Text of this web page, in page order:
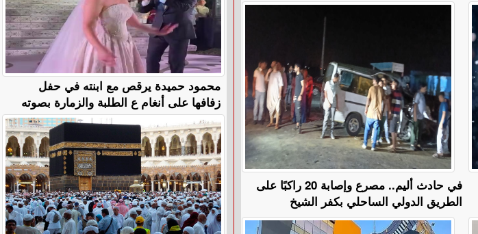
في حادث أليم.. مصرع وإصابة 20 راكبًا على
الطريق الدولي الساحلي بكفر الشيخ
محمود حميدة يرقص مع ابنته في حفل
زفافها على أنغام ع الطلبة والزمارة بصوته